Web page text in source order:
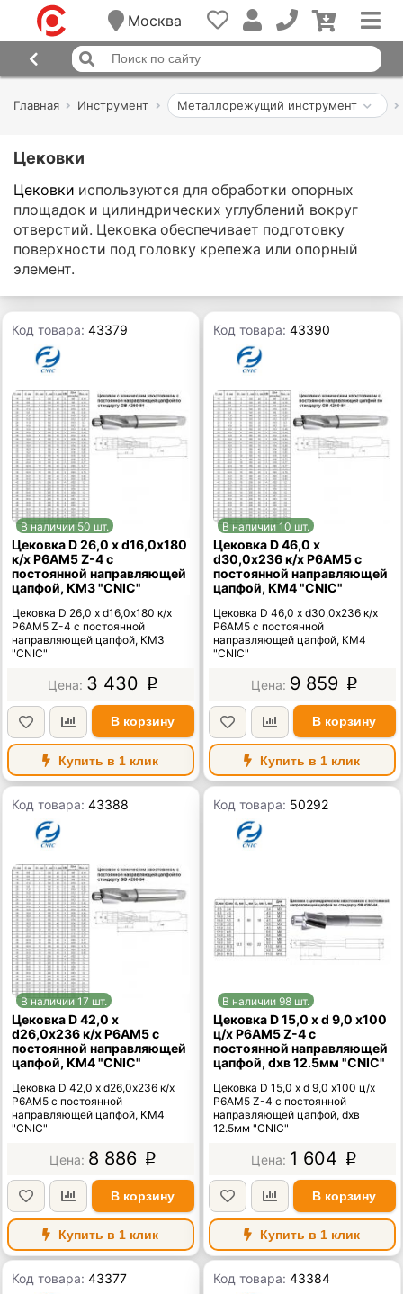
Москва
Главная Инструмент Металлорежущий инструмент
Цековки
Цековки используются для обработки опорных
площадок и цилиндрических углублений вокруг
отверстий. Цековка обеспечивает подготовку
поверхности под головку крепежа или опорный
элемент.
Код товара:43379
В наличии 50 шт.
Цековка D 26,0 х d16,0х180
к/х Р6АМ5 Z-4 с
постоянной направляющей
цапфой, КМ3 "CNIC"
Цековка D 26,0 х d16,0х180 к/х
Р6АМ5 Z-4 с постоянной
направляющей цапфой, КМ3
"CNIC"
3 430 p
В корзину
Купить в 1 клик
Код товара:43390
В наличии 10 шт.
Цековка D 46,0 х
d30,0х236 к/х Р6АМ5 с
постоянной направляющей
цапфой, КМ4 "CNIC"
Цековка D 46,0 х d30,0х236 к/х
Р6АМ5 с постоянной
направляющей цапфой, КМ4
"CNIC"
9 859 p
В корзину
Купить в 1 клик
Код товара:43388
В наличии 17 шт.
Цековка D 42,0 х
d26,0х236 к/х Р6АМ5 с
постоянной направляющей
цапфой, КМ4 "CNIC"
Цековка D 42,0 х d26,0х236 к/х
Р6АМ5 с постоянной
направляющей цапфой, КМ4
"CNIC"
8 886 p
В корзину
Купить в 1 клик
Код товара: 50292
В наличии 98 шт.
Цековка D 15,0 х d 9,0 х100
ц/х Р6АМ5 Z-4 с
постоянной направляющей
цапфой, dхв 12.5мм "CNIC"
Цековка D 15,0 х d 9,0 х100 ц/х
Р6АМ5 Z-4 с постоянной
направляющей цапфой, dхв
12.5мм "CNIC"
1 604 p
В корзину
Купить в 1 клик
Код товара:43377 Код товара:43384